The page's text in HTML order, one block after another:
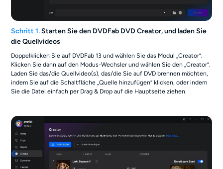
Schritt 1.Starten Sie den DVDFab DVD Creator, und laden Sie
die Quellvideos
Doppelklicken Sie auf DVDFab 13 und wählen Sie das Modul „Creator“.
Klicken Sie dann auf den Modus-Wechsler und wählen Sie den „Creator“.
Laden Sie das/die Quellvideo(s), das/die Sie auf DVD brennen möchten,
indem Sie auf die Schaltfläche „Quelle hinzufügen“ klicken, oder indem
Sie die Datei einfach per Drag & Drop auf die Hauptseite ziehen.